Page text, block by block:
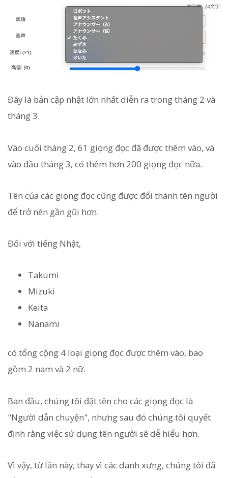
Đây là bản cập nhật lớn nhất diễn ra trong tháng 2 và
tháng 3.
Vào cuối tháng 2, 61 giọng đọc đã được thêm vào, và
vào đầu tháng 3, có thêm hơn 200 giọng đọc nữa.
Tên của các giọng đọc cũng được đổi thành tên người
để trở nên gần gũi hơn.
Đối với tiếng Nhật,
Takumi
Mizuki
Keita
Nanami
có tổng cộng 4 loại giọng đọc được thêm vào, bao
gồm 2 nam và 2 nữ.
Ban đầu, chúng tôi đặt tên cho các giọng đọc là
"Người dẫn chuyện", nhưng sau đó chúng tôi quyết
định rằng việc sử dụng tên người sẽ dễ hiểu hơn.
Vì vậy, từ lần này, thay vì các danh xưng, chúng tôi đã